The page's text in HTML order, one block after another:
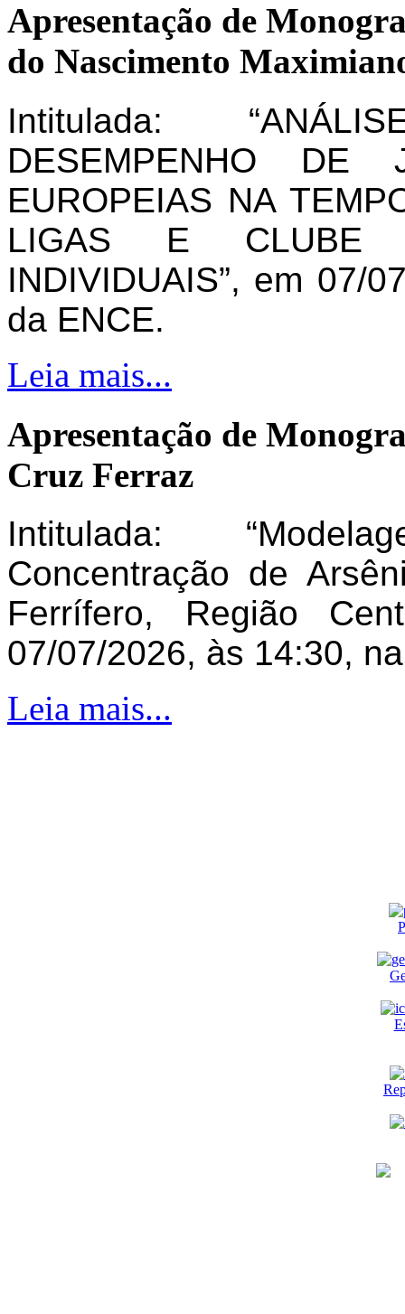
Apresentação de
do Nascimento
Intitulada:
DESEMPENHO DE
EUROPEIAS NA
LIGAS E CLUBE
INDIVIDUAIS”, em 07/
da ENCE.
Leia mais...
Apresentação de
Cruz Ferraz
Intitulada:
Concentração de
Ferrífero, Região
07/07/2026, às 14:30,
Leia mais...